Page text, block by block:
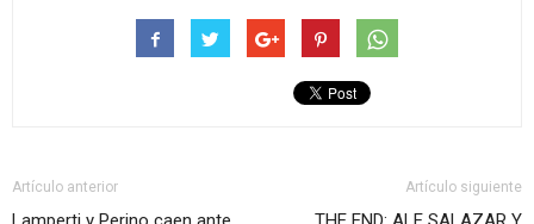
Artículo anterior Artículo siguiente